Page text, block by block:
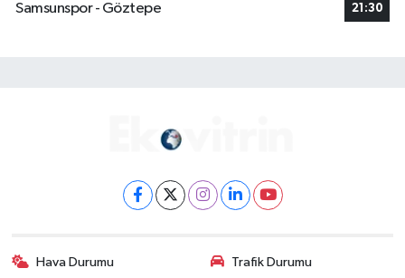
Samsunspor - Göztepe
21:30
Hava Durumu Trafik Durumu